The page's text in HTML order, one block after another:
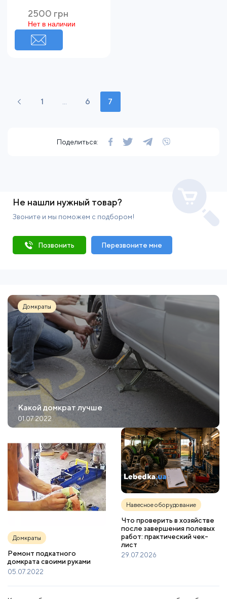
2500 грн
Нет в наличии
1 ... 6 7
Поделиться:
Не нашли нужный товар?
Звоните и мы поможем с подбором!
Позвонить Перезвоните мне
Домкраты
Какой домкрат лучше
01.07.2022
Домкраты
Ремонт подкатного
домкрата своими руками
05.07.2022
Навесное оборудование
Что проверить в хозяйстве
после завершения полевых
работ: практический чек-
лист
29.07.2026